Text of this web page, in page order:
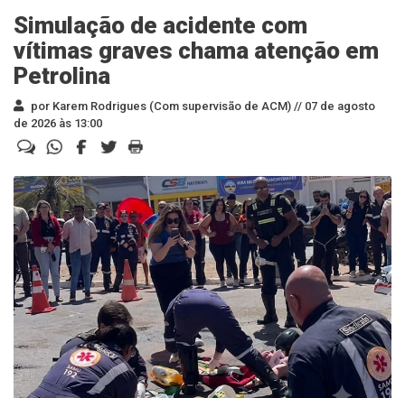
Simulação de acidente com
vítimas graves chama atenção em
Petrolina
por Karem Rodrigues (Com supervisão de ACM) // 07 de agosto
de 2026 às 13:00